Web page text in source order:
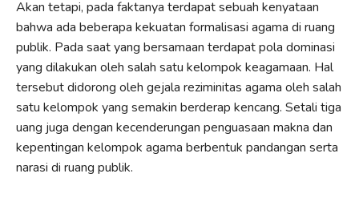
Akan tetapi, pada faktanya terdapat sebuah kenyataan
bahwa ada beberapa kekuatan formalisasi agama di ruang
publik. Pada saat yang bersamaan terdapat pola dominasi
yang dilakukan oleh salah satu kelompok keagamaan. Hal
tersebut didorong oleh gejala reziminitas agama oleh salah
satu kelompok yang semakin berderap kencang. Setali tiga
uang juga dengan kecenderungan penguasaan makna dan
kepentingan kelompok agama berbentuk pandangan serta
narasi di ruang publik.